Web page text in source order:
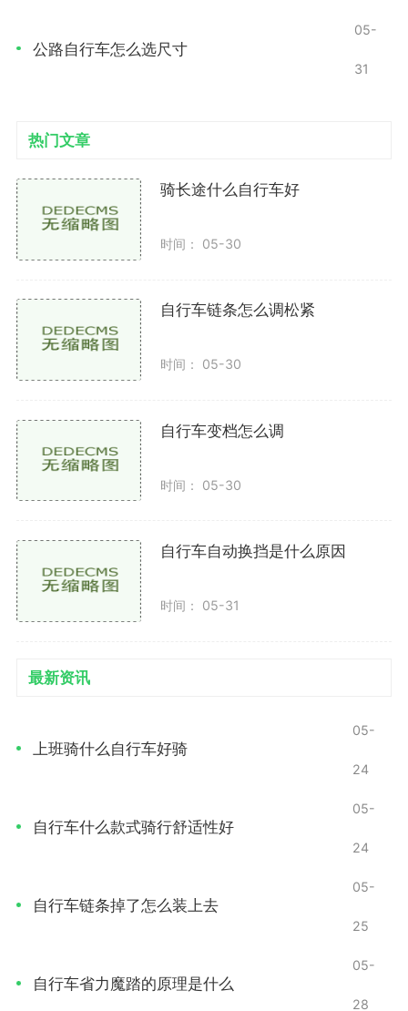
传统踏板在骑行时，由于接触面与踏板之间的摩擦
力，往往使得骑行者在每次踩踏时需要克服额外的阻
力减少。这种设计能够有效降低能量损耗，让骑行者在
省力魔踏还通过优化踏板的设计，使得骑行者可以
等）始终保持最佳的踩踏效率，从而提高整体骑行性
能。
一些高端的省力魔踏还配备了智能传感器，能够根
据骑行者的踩踏力度和频率自动调整弹簧的阻力。这种
动态反馈机制让骑行者在不同的骑行条件下都能获得最
使用省力魔踏的好处
减轻体力负担
力消耗。尤其是在长途骑行或爬坡的情况下，骑行者能
够感受到明显的省力效果，减少了肌肉的疲劳感。
通过减少摩擦和优化踩踏角度，省力魔踏可以提升
骑行的效率，使得同样的力量输出能产生更大的前进速
度。这对追求速度和效率的骑行者而言无疑是一项巨大
适应性强
勤、周末骑行还是专业竞赛，均能提供良好的骑行体
验。其灵活性和适应性让更多人愿意尝试骑行这项运
公路自行车怎么选尺寸
05-
31
热门文章
骑长途什么自行车好
时间： 05-30
自行车链条怎么调松紧
时间： 05-30
自行车变档怎么调
时间： 05-30
自行车自动换挡是什么原因
时间： 05-31
最新资讯
上班骑什么自行车好骑
05-
24
自行车什么款式骑行舒适性好
05-
24
自行车链条掉了怎么装上去
05-
25
自行车省力魔踏的原理是什么
05-
28